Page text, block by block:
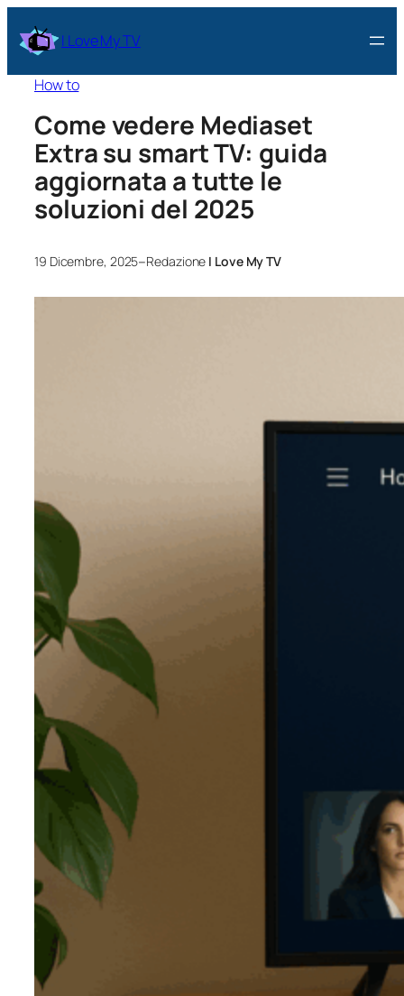
I Love My TV
How to
Come vedere Mediaset
Extra su smart TV: guida
aggiornata a tutte le
soluzioni del 2025
19 Dicembre, 2025–Redazione I Love My TV